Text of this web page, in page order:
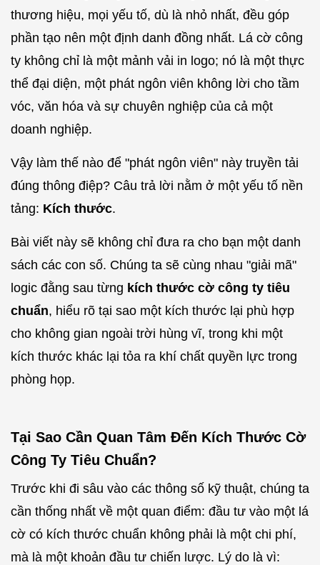
thương hiệu, mọi yếu tố, dù là nhỏ nhất, đều góp
phần tạo nên một định danh đồng nhất. Lá cờ công
ty không chỉ là một mảnh vải in logo; nó là một thực
thể đại diện, một phát ngôn viên không lời cho tầm
vóc, văn hóa và sự chuyên nghiệp của cả một
doanh nghiệp.
Vậy làm thế nào để "phát ngôn viên" này truyền tải
đúng thông điệp? Câu trả lời nằm ở một yếu tố nền
tảng: Kích thước.
Bài viết này sẽ không chỉ đưa ra cho bạn một danh
sách các con số. Chúng ta sẽ cùng nhau "giải mã"
logic đằng sau từng kích thước cờ công ty tiêu
chuẩn, hiểu rõ tại sao một kích thước lại phù hợp
cho không gian ngoài trời hùng vĩ, trong khi một
kích thước khác lại tỏa ra khí chất quyền lực trong
phòng họp.
Tại Sao Cần Quan Tâm Đến Kích Thước Cờ
Công Ty Tiêu Chuẩn?
Trước khi đi sâu vào các thông số kỹ thuật, chúng ta
cần thống nhất về một quan điểm: đầu tư vào một lá
cờ có kích thước chuẩn không phải là một chi phí,
mà là một khoản đầu tư chiến lược. Lý do là vì: